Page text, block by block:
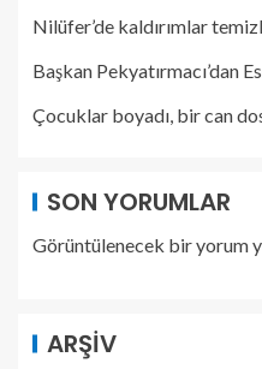
Nilüfer’de kaldırımlar
Başkan Pekyatırmacı’dan
Çocuklar boyadı, bir can
SON YORUMLAR
Görüntülenecek bir yorum
ARŞIV